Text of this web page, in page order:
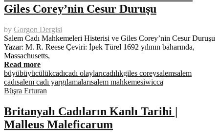
Giles Corey’nin Cesur Duruşu
by Gorgon Dergisi
Salem Cadı Mahkemeleri Histerisi ve Giles Corey’nin Cesur Duruşu
Yazar: M. R. Reese Çeviri: İpek Türel 1692 yılının baharında,
Massachusetts,
Read more
büyübüyücülükcadıcadı olaylarıcadılıkgiles coreysalemsalem
cadısalem cadı yargılamalarısalem mahkemesiwicca
Büşra Erturan
Britanyalı Cadıların Kanlı Tarihi |
Malleus Maleficarum